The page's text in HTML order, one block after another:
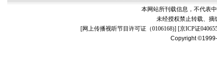
本网站所刊载信息，不代表
未经授权禁止转载、摘
[网上传播视听节目许可证（0106168)] [京ICP证
Copyright